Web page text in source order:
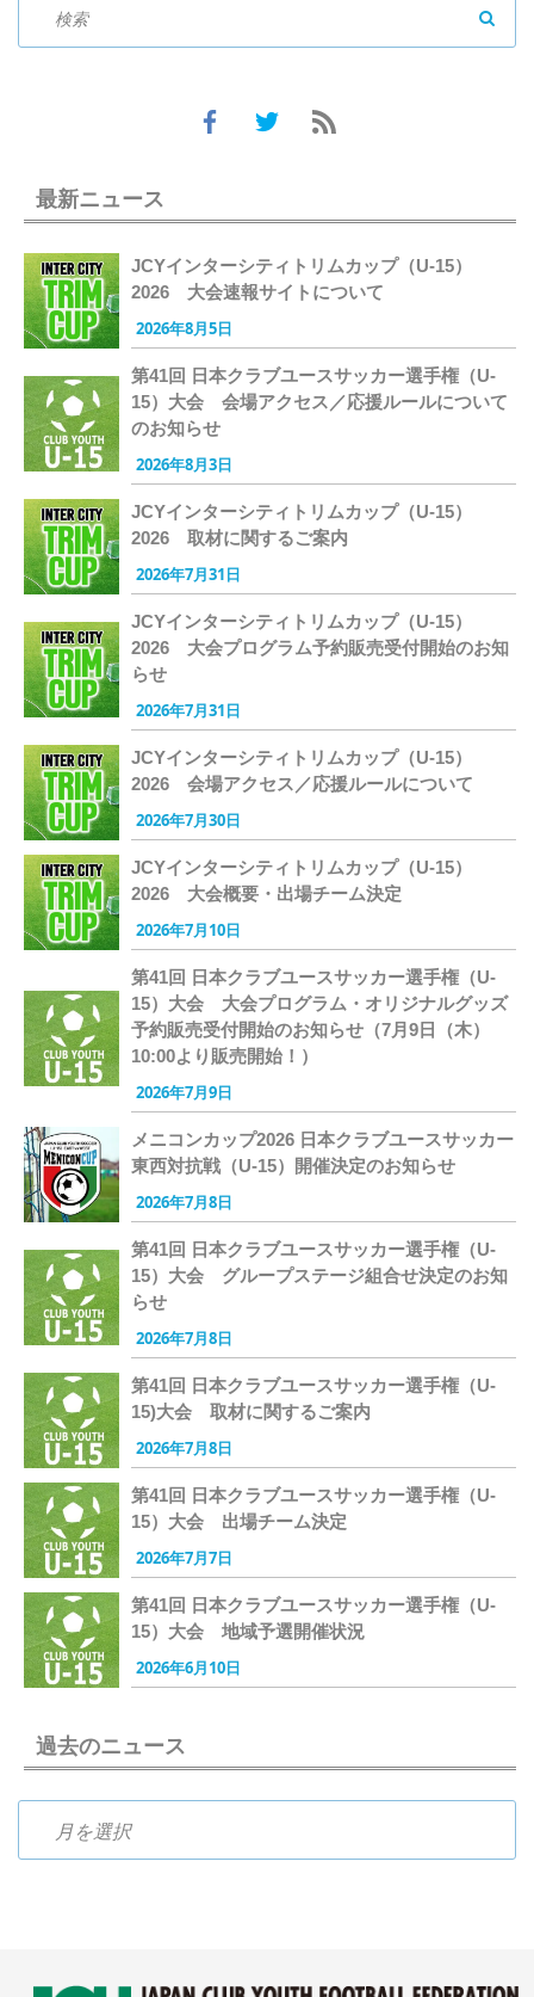
最新ニュース
JCYインターシティトリムカップ（U-15）
2026 大会速報サイトについて
2026年8月5日
第41回 日本クラブユースサッカー選手権（U-
15）大会 会場アクセス／応援ルールについて
のお知らせ
2026年8月3日
JCYインターシティトリムカップ（U-15）
2026 取材に関するご案内
2026年7月31日
JCYインターシティトリムカップ（U-15）
2026 大会プログラム予約販売受付開始のお知
らせ
2026年7月31日
JCYインターシティトリムカップ（U-15）
2026 会場アクセス／応援ルールについて
2026年7月30日
JCYインターシティトリムカップ（U-15）
2026 大会概要・出場チーム決定
2026年7月10日
第41回 日本クラブユースサッカー選手権（U-
15）大会 大会プログラム・オリジナルグッズ
予約販売受付開始のお知らせ（7月9日（木）
10:00より販売開始！）
2026年7月9日
メニコンカップ2026 日本クラブユースサッカー
東西対抗戦（U-15）開催決定のお知らせ
2026年7月8日
第41回 日本クラブユースサッカー選手権（U-
15）大会 グループステージ組合せ決定のお知
らせ
2026年7月8日
第41回 日本クラブユースサッカー選手権（U-
15)大会 取材に関するご案内
2026年7月8日
第41回 日本クラブユースサッカー選手権（U-
15）大会 出場チーム決定
2026年7月7日
第41回 日本クラブユースサッカー選手権（U-
15）大会 地域予選開催状況
2026年6月10日
過去のニュース